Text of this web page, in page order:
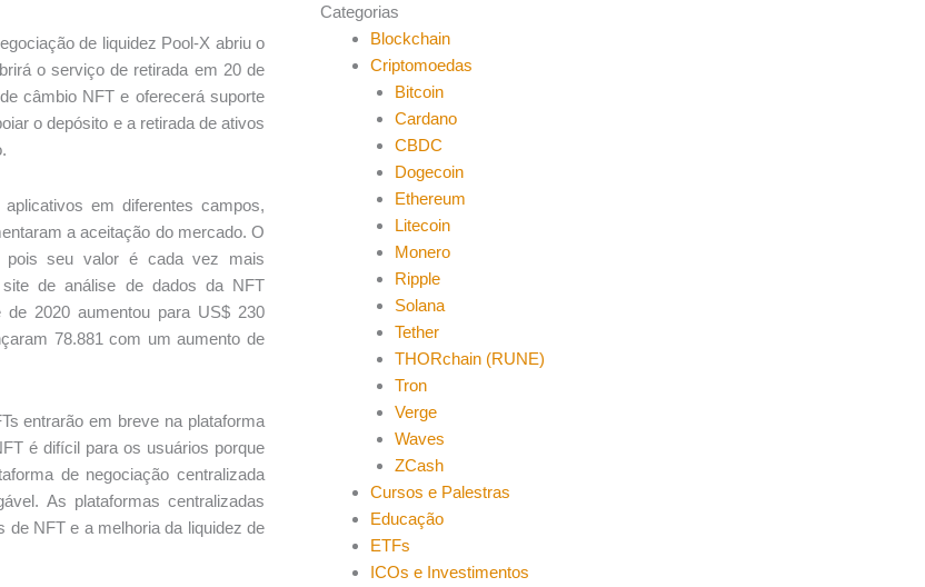
de liquidez Pool-X abriu o
o serviço de retirada em 20 de
câmbio NFT e oferecerá suporte
o depósito e a retirada de ativos
em diferentes campos,
a aceitação do mercado. O
pois seu valor é cada vez mais
de análise de dados da NFT
2020 aumentou para US$ 230
78.881 com um aumento de
entrarão em breve na plataforma
é difícil para os usuários porque
de negociação centralizada
As plataformas centralizadas
de NFT e a melhoria da liquidez de
Categorias
Blockchain
Criptomoedas
Bitcoin
Cardano
CBDC
Dogecoin
Ethereum
Litecoin
Monero
Ripple
Solana
Tether
THORchain (RUNE)
Tron
Verge
Waves
ZCash
Cursos e Palestras
Educação
ETFs
ICOs e Investimentos